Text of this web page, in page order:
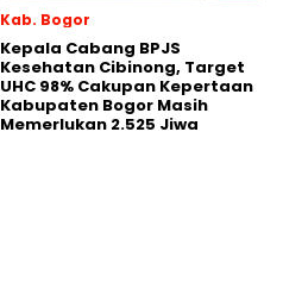
Kab. Bogor
Kepala Cabang BPJS
Kesehatan Cibinong, Target
UHC 98% Cakupan Kepertaan
Kabupaten Bogor Masih
Memerlukan 2.525 Jiwa